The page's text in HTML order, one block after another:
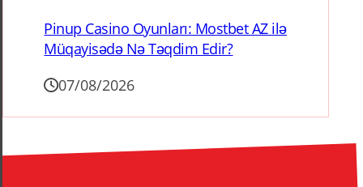
Pinup Casino Oyunları: Mostbet AZ ilə
Müqayisədə Nə Təqdim Edir?
07/08/2026